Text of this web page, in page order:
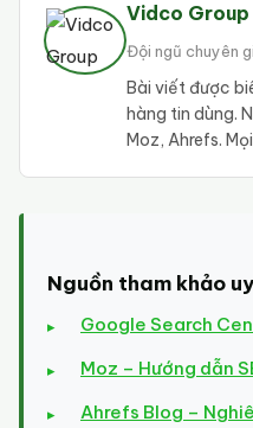
Vidco Group
Đội ngũ chuyên
Bài viết được
hàng tin dùng.
Moz, Ahrefs.
Nguồn tham khảo
Google Search
Moz – Hướng dẫn
Ahrefs Blog –